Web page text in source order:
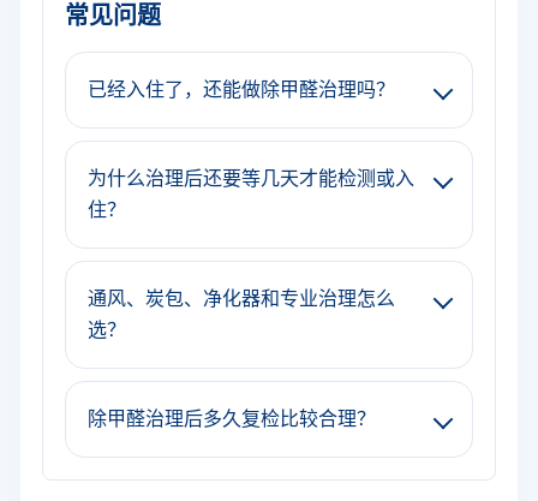
常见问题
已经入住了，还能做除甲醛治理吗？
为什么治理后还要等几天才能检测或入
住？
通风、炭包、净化器和专业治理怎么
选？
除甲醛治理后多久复检比较合理？